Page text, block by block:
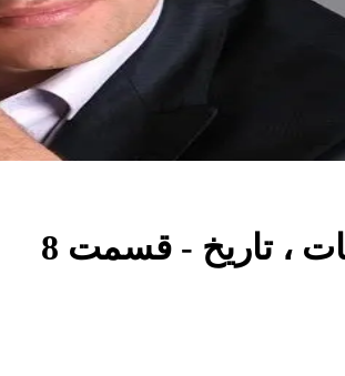
، تاریخ - قسمت 8